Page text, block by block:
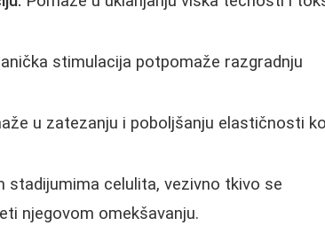
stimulacija potpomaže razgradnju
u zatezanju i poboljšanju elastičnosti
stadijumima celulita, vezivno tkivo se
njegovom omekšavanju.